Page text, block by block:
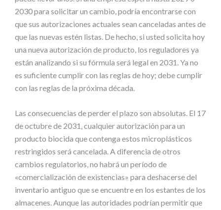
2030 para solicitar un cambio, podría encontrarse con
que sus autorizaciones actuales sean canceladas antes de
que las nuevas estén listas. De hecho, si usted solicita hoy
una nueva autorización de producto, los reguladores ya
están analizando si su fórmula será legal en 2031. Ya no
es suficiente cumplir con las reglas de hoy; debe cumplir
con las reglas de la próxima década.
Las consecuencias de perder el plazo son absolutas. El 17
de octubre de 2031, cualquier autorización para un
producto biocida que contenga estos microplásticos
restringidos será cancelada. A diferencia de otros
cambios regulatorios, no habrá un período de
«comercialización de existencias» para deshacerse del
inventario antiguo que se encuentre en los estantes de los
almacenes. Aunque las autoridades podrían permitir que